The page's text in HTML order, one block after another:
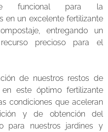
funcional para la
en un excelente fertilizante
entregando un
precioso para el
de nuestros restos de
este óptimo fertilizante
condiciones que aceleran
y de obtención del
para nuestros jardines y